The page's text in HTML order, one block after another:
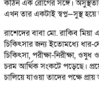
কঠিন এক রোগের সঙ্গে। অসুস্থতার
এখন তার একটাই স্বপ্ন—সুস্থ
রাশেদের বাবা মো. রাকিব মিয়া
চিকিৎসার জন্য ইতোমধ্যে ধার-
চিকিৎসা, পরীক্ষা-নিরীক্ষা,
চরম আর্থিক সংকটে পড়েছে।
চালিয়ে যাওয়া তাদের পক্ষে